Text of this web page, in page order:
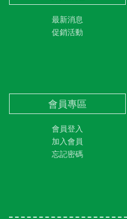
最新消息
促銷活動
會員專區
會員登入
加入會員
忘記密碼